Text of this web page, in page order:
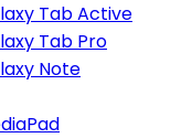
Tab Active
Tab Pro
Note